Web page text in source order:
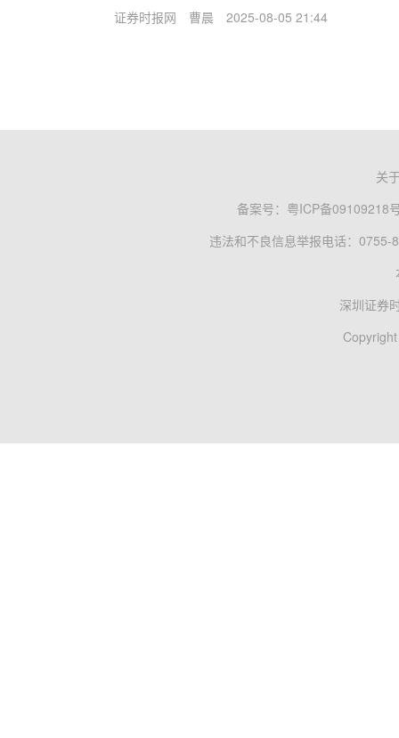
证券时报网 曹晨 2025-08-05 21:44
关
备案号： 粤ICP备09109218
违法和不良信息举报电话：0755-
深圳证券